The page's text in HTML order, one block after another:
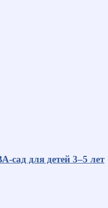
для детей 3–5 лет